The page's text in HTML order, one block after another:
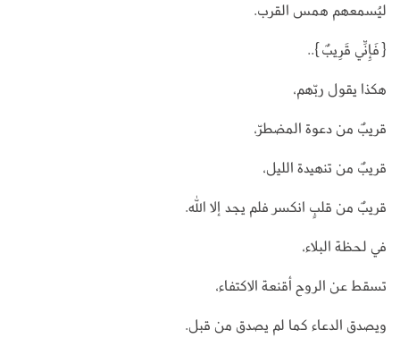
ليُسمعهم همس القرب.
{فَإِنِّي قَرِيبٌ}..
هكذا يقول ربّهم،
قريبٌ من دعوة المضطرّ،
قريبٌ من تنهيدة الليل،
قريبٌ من قلبٍ انكسر فلم يجد إلا الله.
في لحظة البلاء،
تسقط عن الروح أقنعة الاكتفاء،
ويصدق الدعاء كما لم يصدق من قبل.